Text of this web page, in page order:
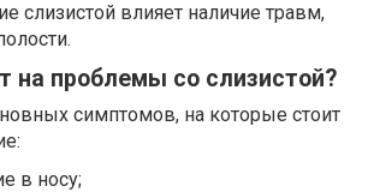
слизистой влияет наличие травм,
на проблемы со слизистой?
симптомов, на которые стоит
в носу;